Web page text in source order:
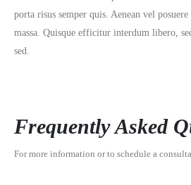
porta risus semper quis. Aenean vel
massa. Quisque efficitur interdum libero,
sed.
Frequently Asked
For more information or to schedule a